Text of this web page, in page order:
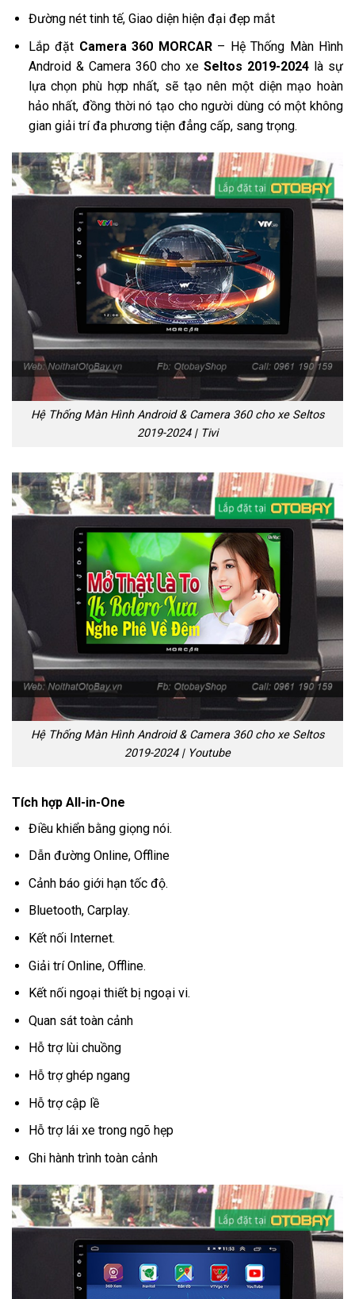
Đường nét tinh tế, Giao diện hiện đại đẹp mắt
Lắp đặt Camera 360 MORCAR– Hệ Thống Màn Hình
Android & Camera 360 cho xeSeltos 2019-2024 là sự
lựa chọn phù hợp nhất, sẽ tạo nên một diện mạo hoàn
hảo nhất, đồng thời nó tạo cho người dùng có một không
gian giải trí đa phương tiện đẳng cấp, sang trọng.
Hệ Thống Màn Hình Android & Camera 360 cho xe Seltos
2019-2024 | Tivi
Hệ Thống Màn Hình Android & Camera 360 cho xe Seltos
2019-2024 | Youtube
Tích hợp All-in-One
Điều khiển bằng giọng nói.
Dẫn đường Online, Offline
Cảnh báo giới hạn tốc độ.
Bluetooth, Carplay.
Kết nối Internet.
Giải trí Online, Offline.
Kết nối ngoại thiết bị ngoại vi.
Quan sát toàn cảnh
Hỗ trợ lùi chuồng
Hỗ trợ ghép ngang
Hỗ trợ cập lề
Hỗ trợ lái xe trong ngõ hẹp
Ghi hành trình toàn cảnh